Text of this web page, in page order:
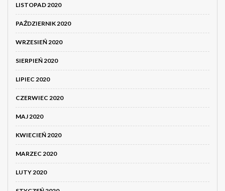
LISTOPAD 2020
PAŹDZIERNIK 2020
WRZESIEŃ 2020
SIERPIEŃ 2020
LIPIEC 2020
CZERWIEC 2020
MAJ 2020
KWIECIEŃ 2020
MARZEC 2020
LUTY 2020